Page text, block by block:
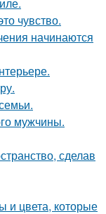
чувство.
начинаются
мужчины.
сделав
и цвета, которые